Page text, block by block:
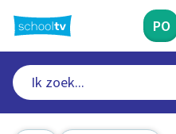
naar
hoofdinhoud
PO